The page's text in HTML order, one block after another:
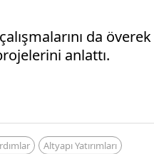
da överek
anlattı.
Altyapı Yatırımları